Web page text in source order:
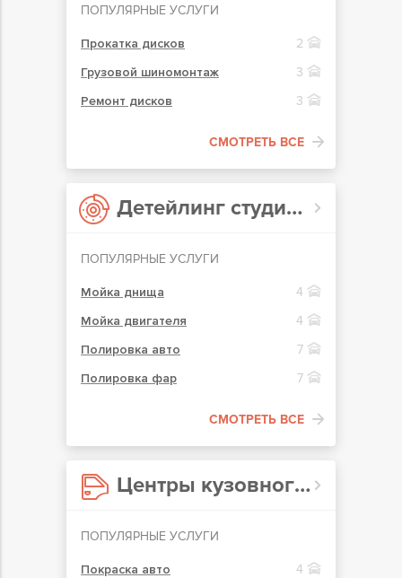
ПОПУЛЯРНЫЕ УСЛУГИ
Прокатка дисков
2
Грузовой шиномонтаж
3
Ремонт дисков
3
СМОТРЕТЬ ВСЕ
Детейлинг студии в Чернигове
ПОПУЛЯРНЫЕ УСЛУГИ
Мойка днища
4
Мойка двигателя
4
Полировка авто
7
Полировка фар
7
СМОТРЕТЬ ВСЕ
Центры кузовного ремонта в Чернигове
ПОПУЛЯРНЫЕ УСЛУГИ
Покраска авто
4